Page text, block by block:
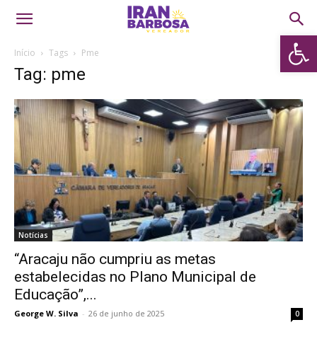
Abrir
Início Tags Pme
Tag: pme
Notícias
“Aracaju não cumpriu as metas
estabelecidas no Plano Municipal de
Educação”,...
George W. Silva - 26 de junho de 2025 0